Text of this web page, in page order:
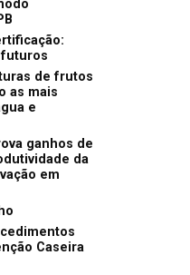
de frutos
as mais
e
ganhos de
da
em
Caseira